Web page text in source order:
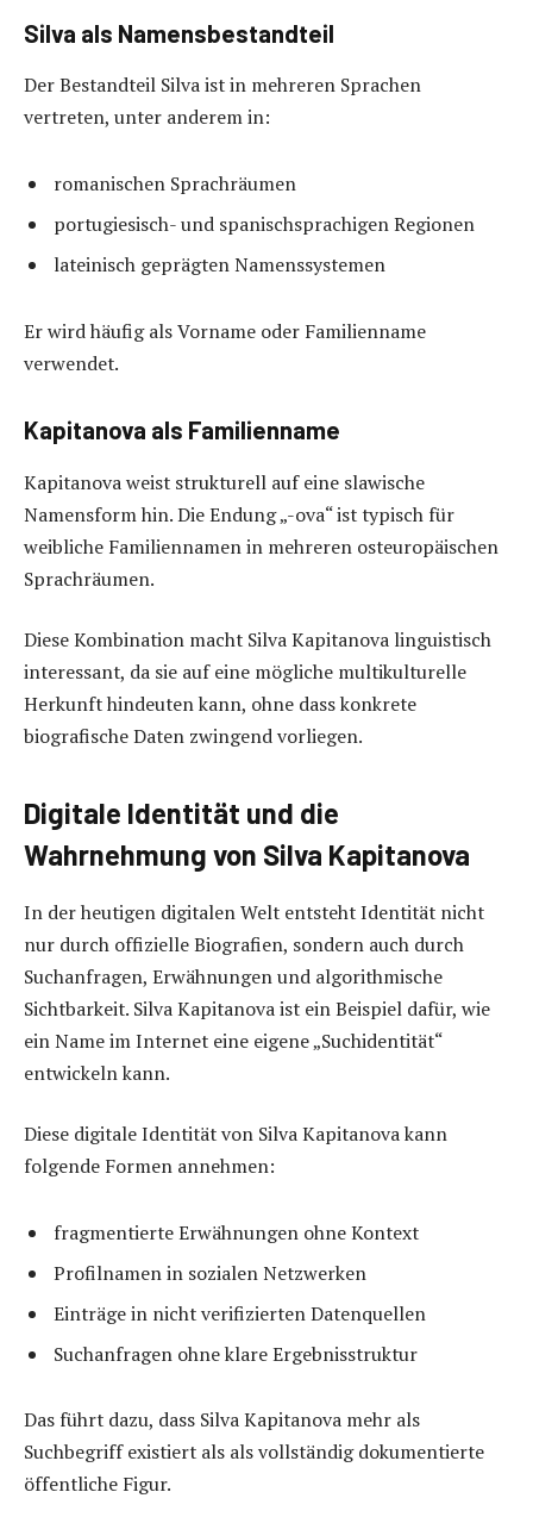
Silva als Namensbestandteil
Der Bestandteil Silva ist in mehreren Sprachen
vertreten, unter anderem in:
romanischen Sprachräumen
portugiesisch- und spanischsprachigen Regionen
lateinisch geprägten Namenssystemen
Er wird häufig als Vorname oder Familienname
verwendet.
Kapitanova als Familienname
Kapitanova weist strukturell auf eine slawische
Namensform hin. Die Endung „-ova“ ist typisch für
weibliche Familiennamen in mehreren osteuropäischen
Sprachräumen.
Diese Kombination macht Silva Kapitanova linguistisch
interessant, da sie auf eine mögliche multikulturelle
Herkunft hindeuten kann, ohne dass konkrete
biografische Daten zwingend vorliegen.
Digitale Identität und die
Wahrnehmung von Silva Kapitanova
In der heutigen digitalen Welt entsteht Identität nicht
nur durch offizielle Biografien, sondern auch durch
Suchanfragen, Erwähnungen und algorithmische
Sichtbarkeit. Silva Kapitanova ist ein Beispiel dafür, wie
ein Name im Internet eine eigene „Suchidentität“
entwickeln kann.
Diese digitale Identität von Silva Kapitanova kann
folgende Formen annehmen:
fragmentierte Erwähnungen ohne Kontext
Profilnamen in sozialen Netzwerken
Einträge in nicht verifizierten Datenquellen
Suchanfragen ohne klare Ergebnisstruktur
Das führt dazu, dass Silva Kapitanova mehr als
Suchbegriff existiert als als vollständig dokumentierte
öffentliche Figur.